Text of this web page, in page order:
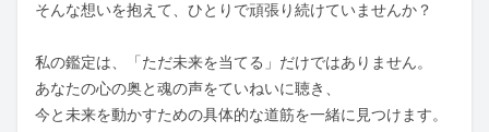
そんな想いを抱えて、ひとりで頑張り続けていませんか？
私の鑑定は、「ただ未来を当てる」だけではありません。
あなたの心の奥と魂の声をていねいに聴き、
今と未来を動かすための具体的な道筋を一緒に見つけます。